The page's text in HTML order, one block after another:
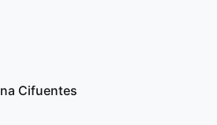
Cifuentes